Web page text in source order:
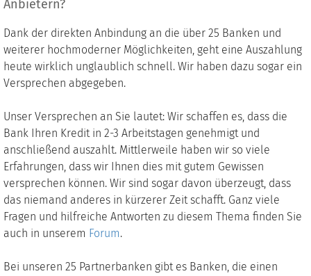
Anbietern?
Dank der direkten Anbindung an die über 25 Banken und
weiterer hochmoderner Möglichkeiten, geht eine Auszahlung
heute wirklich unglaublich schnell. Wir haben dazu sogar ein
Versprechen abgegeben.
Unser Versprechen an Sie lautet: Wir schaffen es, dass die
Bank Ihren Kredit in 2-3 Arbeitstagen genehmigt und
anschließend auszahlt. Mittlerweile haben wir so viele
Erfahrungen, dass wir Ihnen dies mit gutem Gewissen
versprechen können. Wir sind sogar davon überzeugt, dass
das niemand anderes in kürzerer Zeit schafft. Ganz viele
Fragen und hilfreiche Antworten zu diesem Thema finden Sie
auch in unserem Forum.
Bei unseren 25 Partnerbanken gibt es Banken, die einen